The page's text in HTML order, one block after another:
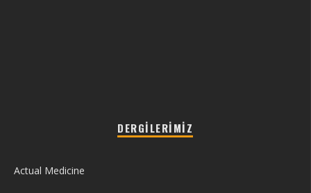
DERGILERIMIZ
Actual Medicine